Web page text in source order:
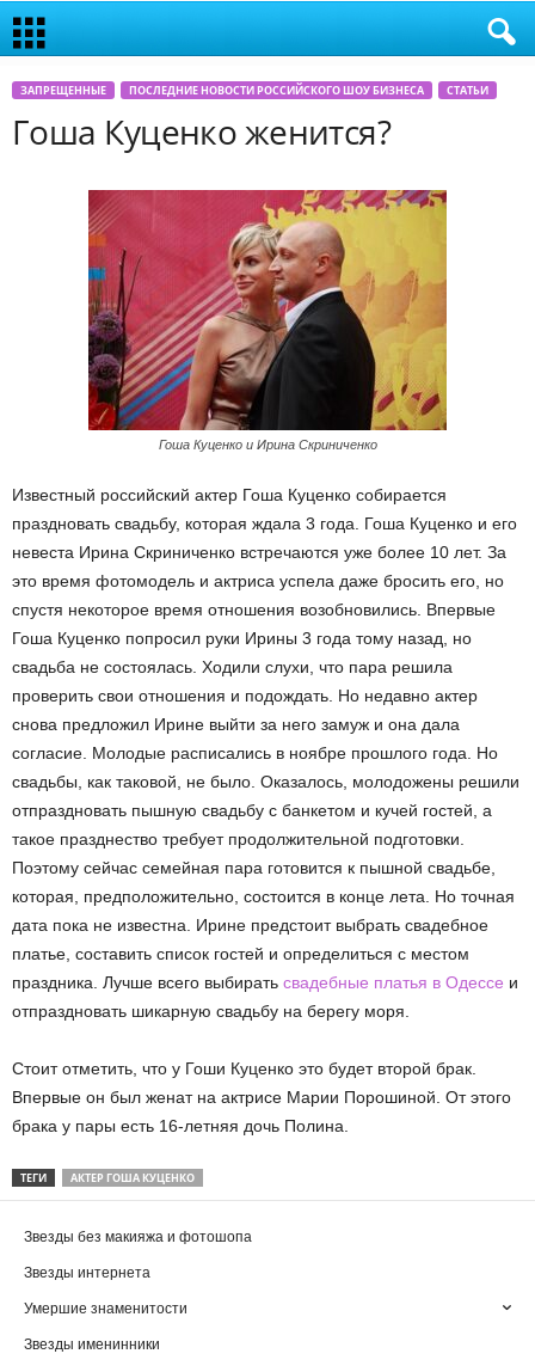
ЗАПРЕЩЕННЫЕ ПОСЛЕДНИЕ НОВОСТИ РОССИЙСКОГО ШОУ БИЗНЕСА СТАТЬИ
Гоша Куценко женится?
Гоша Куценко и Ирина Скриниченко
Известный российский актер Гоша Куценко собирается
праздновать свадьбу, которая ждала 3 года. Гоша Куценко и его
невеста Ирина Скриниченко встречаются уже более 10 лет. За
это время фотомодель и актриса успела даже бросить его, но
спустя некоторое время отношения возобновились. Впервые
Гоша Куценко попросил руки Ирины 3 года тому назад, но
свадьба не состоялась. Ходили слухи, что пара решила
проверить свои отношения и подождать. Но недавно актер
снова предложил Ирине выйти за него замуж и она дала
согласие. Молодые расписались в ноябре прошлого года. Но
свадьбы, как таковой, не было. Оказалось, молодожены решили
отпраздновать пышную свадьбу с банкетом и кучей гостей, а
такое празднество требует продолжительной подготовки.
Поэтому сейчас семейная пара готовится к пышной свадьбе,
которая, предположительно, состоится в конце лета. Но точная
дата пока не известна. Ирине предстоит выбрать свадебное
платье, составить список гостей и определиться с местом
праздника. Лучше всего выбирать свадебные платья в Одессе и
отпраздновать шикарную свадьбу на берегу моря.
Стоит отметить, что у Гоши Куценко это будет второй брак.
Впервые он был женат на актрисе Марии Порошиной. От этого
брака у пары есть 16-летняя дочь Полина.
ТЕГИ АКТЕР ГОША КУЦЕНКО
Звезды без макияжа и фотошопа
Звезды интернета
Умершие знаменитости
Звезды именинники